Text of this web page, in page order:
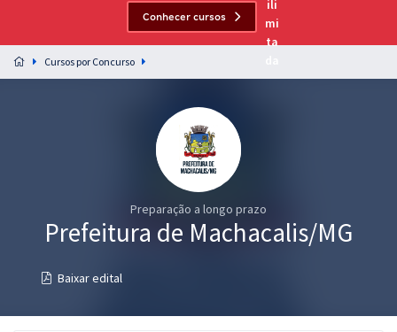
Preparação completa e intensiva para as principais
residências em saúde do Brasil
Conhecer cursos
Cursos por Concurso
Preparação a longo prazo
Prefeitura de Machacalis/MG
Baixar edital